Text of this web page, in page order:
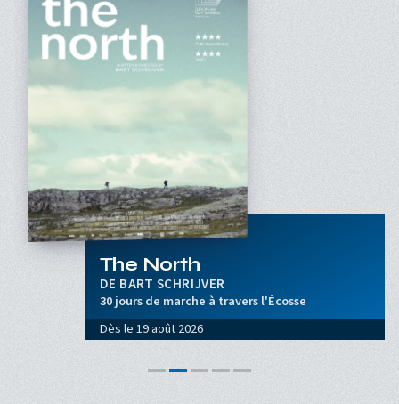
The North
BART SCHRIJVER
30 jours de marche à travers l'Écosse
Dès le19 août 2026